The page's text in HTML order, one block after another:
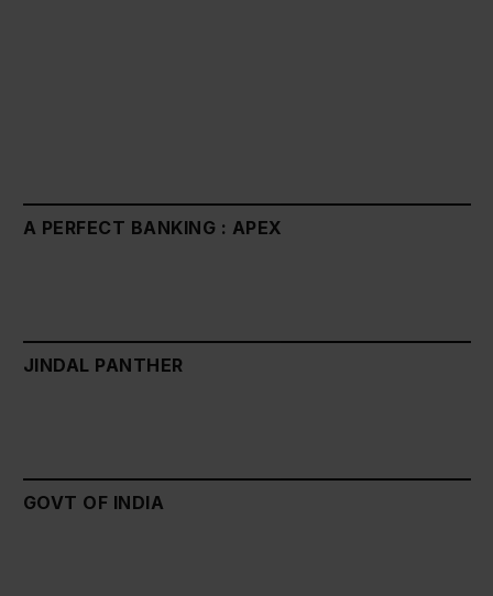
A PERFECT BANKING : APEX
JINDAL PANTHER
GOVT OF INDIA